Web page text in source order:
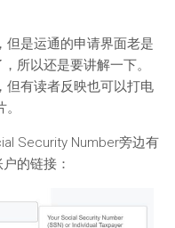
，但是运通的申请界面老是
所以还是要讲解一下。
但有读者反映也可以打电
Security Number旁边有
的链接：